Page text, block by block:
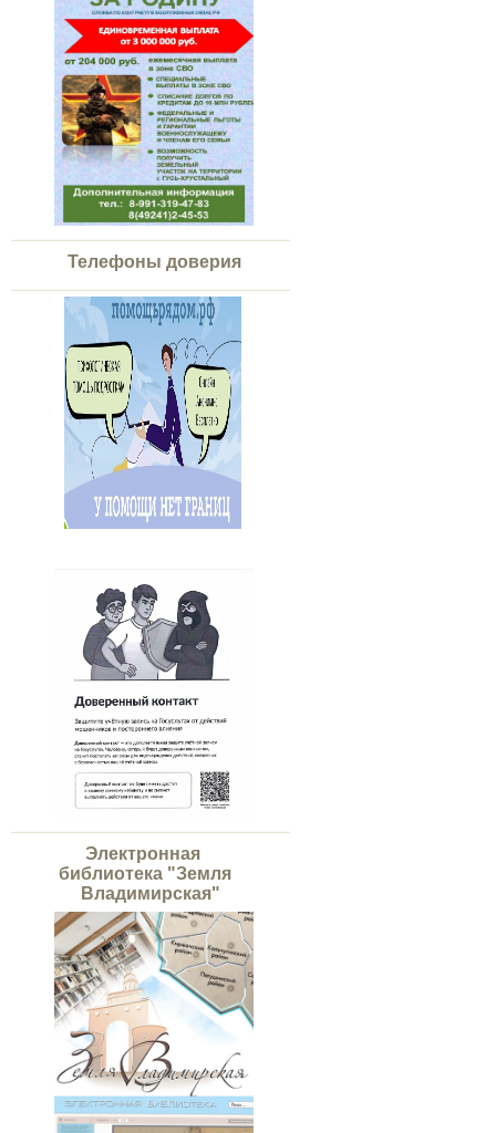
Телефоны доверия
Электронная
библиотека "Земля
Владимирская"